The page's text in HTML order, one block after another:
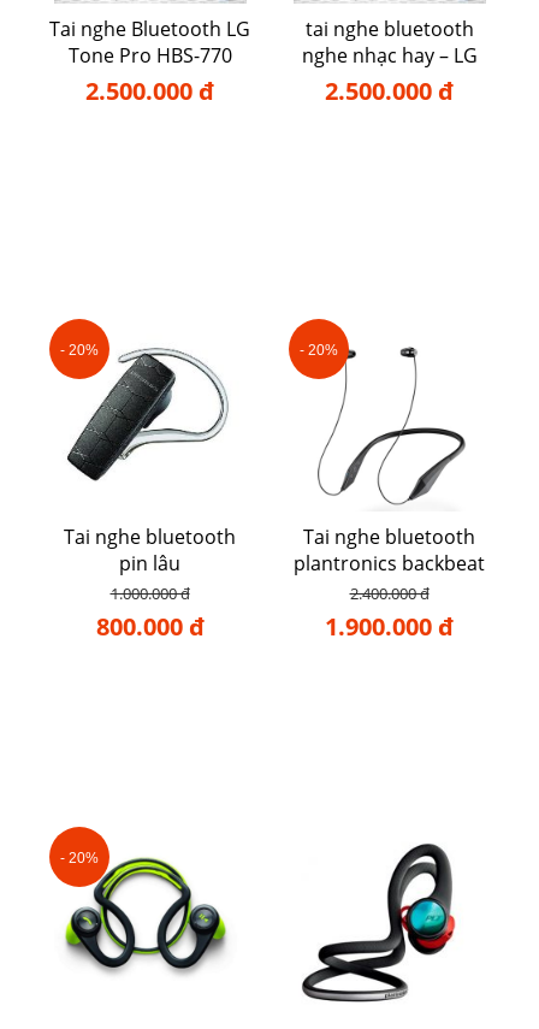
Tai nghe Bluetooth LG
Tone Pro HBS-770
2.500.000 đ
tai nghe bluetooth
nghe nhạc hay – LG
770
2.500.000 đ
- 20%
Tai nghe bluetooth
pin lâu
1.000.000 đ
800.000 đ
- 20%
Tai nghe bluetooth
plantronics backbeat
105
2.400.000 đ
1.900.000 đ
- 20%